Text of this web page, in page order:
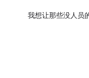
我想让那些没人员